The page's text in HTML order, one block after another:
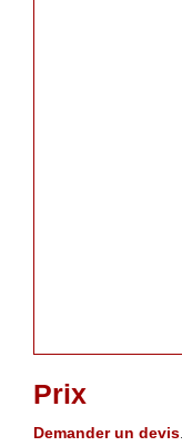
Prix
Demander un devis.